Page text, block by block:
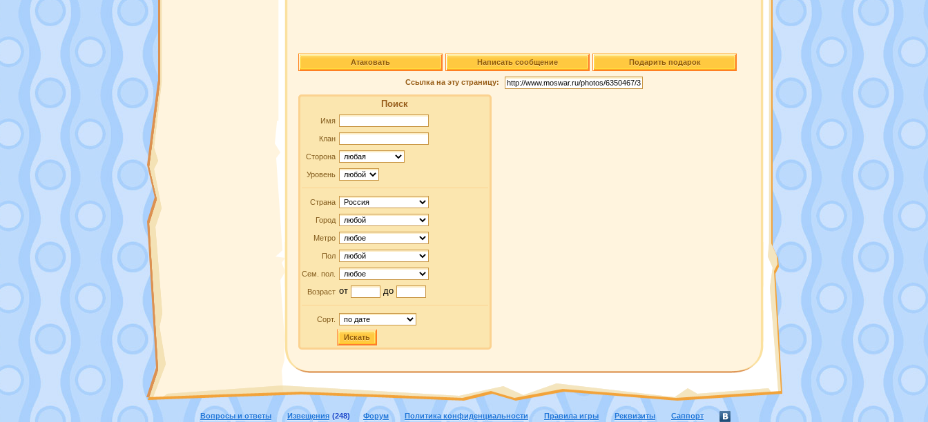
Атаковать Написать сообщение Подарить подарок
Ссылка на эту страницу:
Поиск
Имя
Клан
Сторона
Уровень
Страна
Город
Метро
Пол
Сем. пол.
Возраст от до
Сорт.
Искать
Вопросы и ответы Извещения (248) Форум Политика конфиденциальности Правила игры Реквизиты Саппорт